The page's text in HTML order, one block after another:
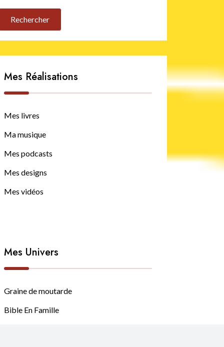
Mes Réalisations
Mes livres
Ma musique
Mes podcasts
Mes designs
Mes vidéos
Mes Univers
Graine de moutarde
Bible En Famille